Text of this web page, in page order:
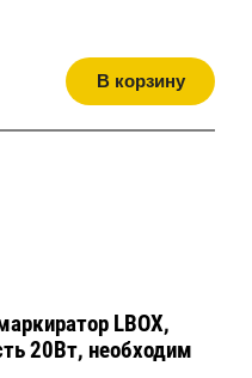
В корзину
LBOX,
20Вт, необходим